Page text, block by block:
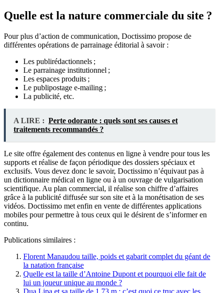
Quelle est la nature commerciale du site ?
Pour plus d’action de communication, Doctissimo propose de
différentes opérations de parrainage éditorial à savoir :
Les publirédactionnels ;
Le parrainage institutionnel ;
Les espaces produits ;
Le publipostage e-mailing ;
La publicité, etc.
A LIRE : Perte odorante : quels sont ses causes et
traitements recommandés ?
Le site offre également des contenus en ligne à vendre pour tous les
supports et réalise de façon périodique des dossiers spéciaux et
exclusifs. Vous devez donc le savoir, Doctissimo n’équivaut pas à
un dictionnaire médical en ligne ou à un ouvrage de vulgarisation
scientifique. Au plan commercial, il réalise son chiffre d’affaires
grâce à la publicité diffusée sur son site et à la monétisation de ses
vidéos. Doctissimo met enfin en vente de différentes applications
mobiles pour permettre à tous ceux qui le désirent de s’informer en
continu.
Publications similaires :
Florent Manaudou taille, poids et gabarit complet du géant de
la natation française
Quelle est la taille d’Antoine Dupont et pourquoi elle fait de
lui un joueur unique au monde ?